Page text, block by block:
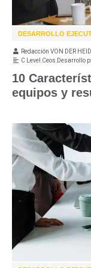
DESARROLLO
10
equipos y
Redacción VON DER
C Level ,Ceos,Desarrollo